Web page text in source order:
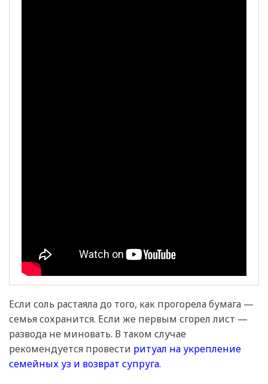
Если соль растаяла до того, как прогорела бумага —
семья сохранится. Если же первым сгорел лист —
развода не миновать. В таком случае
рекомендуется провести ритуал на укрепление
семейных уз и возврат супруга.